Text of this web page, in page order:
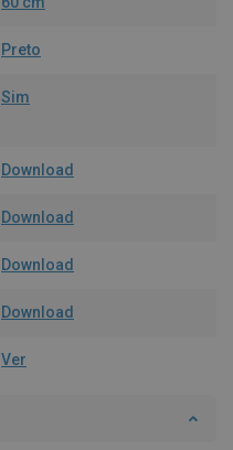
Preto
Sim
Download
Download
Download
Download
Ver